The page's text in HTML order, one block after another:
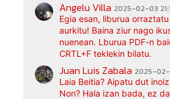
Angelu Villa 2025-02-03
Egia esan, liburua
aurkitu! Baina ziur nago
nuenean. Lburua PDF-n
CRTL+F teklekin bilatu.
Juan Luis Zabala 2025-02-
Laia Beitia? Aipatu dut
Non? Hala izan bada, ez